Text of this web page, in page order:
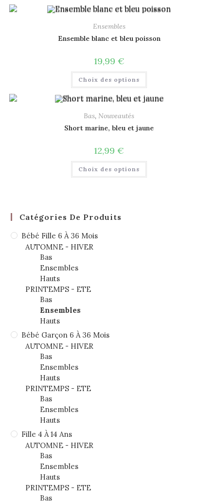
Ensembles
Ensemble blanc et bleu poisson
19,99 €
Choix des options
Bas, Nouveautés
Short marine, bleu et jaune
12,99 €
Choix des options
Catégories De Produits
Bébé Fille 6 À 36 Mois
AUTOMNE - HIVER
Bas
Ensembles
Hauts
PRINTEMPS - ETE
Bas
Ensembles
Hauts
Bébé Garçon 6 À 36 Mois
AUTOMNE - HIVER
Bas
Ensembles
Hauts
PRINTEMPS - ETE
Bas
Ensembles
Hauts
Fille 4 À 14 Ans
AUTOMNE - HIVER
Bas
Ensembles
Hauts
PRINTEMPS - ETE
Bas